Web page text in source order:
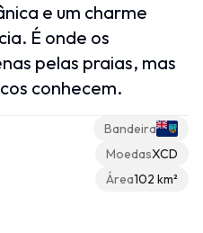
e um charme
É onde os
pelas praias, mas
conhecem.
Bandeira
MoedasXCD
Área102 km²